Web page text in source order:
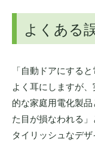
よくある
「自動ドアにする
よく耳にしますが
的な家庭用電化製
た目が損なわれる
タイリッシュなデ